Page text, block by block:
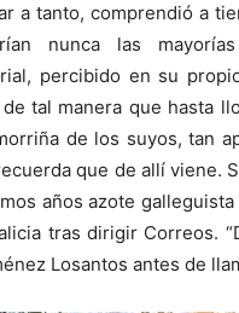
a tanto, comprendió a
nunca las
percibido en su
de tal manera que hasta
de los suyos, tan
que de allí viene.
años azote
tras dirigir Correos.
Losantos antes de